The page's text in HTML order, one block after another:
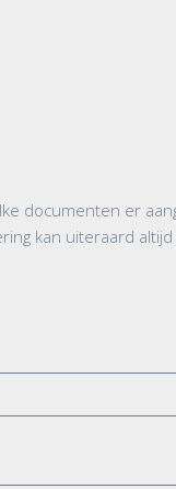
documenten er
kan uiteraard